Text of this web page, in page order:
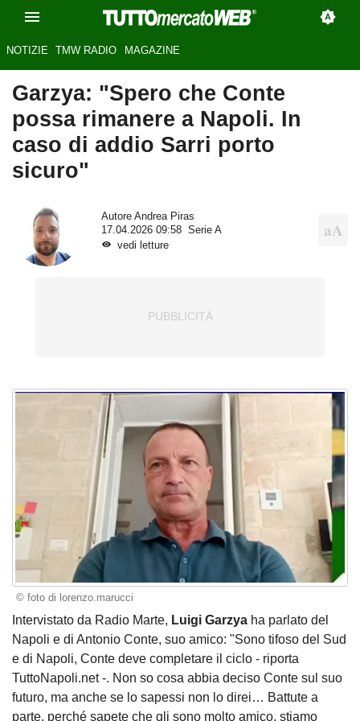
NOTIZIE TMW RADIO MAGAZINE
Garzya: "Spero che Conte
possa rimanere a Napoli. In
caso di addio Sarri porto
sicuro"
Autore Andrea Piras
17.04.2026 09:58
Serie A
vedi letture
© foto di lorenzo.marucci
Intervistato da Radio Marte, Luigi Garzya ha parlato del
Napoli e di Antonio Conte, suo amico: "Sono tifoso del Sud
e di Napoli, Conte deve completare il ciclo - riporta
TuttoNapoli.net -. Non so cosa abbia deciso Conte sul suo
futuro, ma anche se lo sapessi non lo direi… Battute a
parte, perché sapete che gli sono molto amico, stiamo